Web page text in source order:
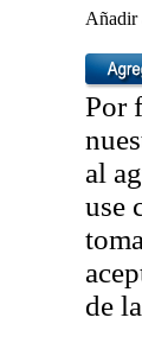
Añadir
Por
al
use
de